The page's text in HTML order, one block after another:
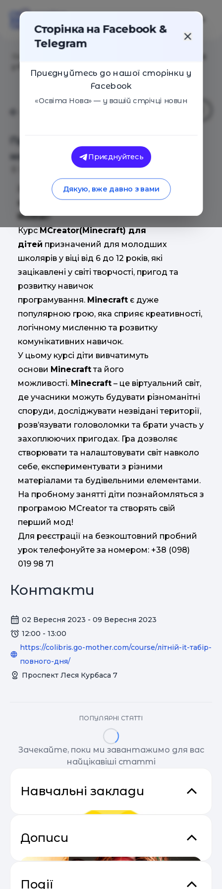
Пробне заняття зі створення
модів у MINECRAFT
02 Вересня 2023 1076
Запрошуємо Вас набезкоштовне пробне
заняття з MINECRAFT у IT School Go-
Mother!
КурсMCreator(Minecraft) для
дітей призначений для молодших
школярів у віці від 6 до 12 років, які
зацікавлені у світі творчості, пригод та
розвитку навичок
програмування. Minecraft є дуже
популярною грою, яка сприяє креативності,
логічному мисленню та розвитку
комунікативних навичок.
У цьому курсі діти вивчатимуть
основи Minecraftта його
можливості. Minecraft – це віртуальний світ,
де учасники можуть будувати різноманітні
споруди, досліджувати незвідані території,
розв’язувати головоломки та брати участь у
захоплюючих пригодах. Гра дозволяє
створювати та налаштовувати світ навколо
себе, експериментувати з різними
матеріалами та будівельними елементами.
На пробному занятті діти познайомляться з
програмою MCreator та створять свій
перший мод!
Для реєстрації на безкоштовний пробний
урок телефонуйте за номером: +38 (098)
019 98 71
Контакти
02 Вересня 2023 - 09 Вересня 2023
12:00 - 13:00
https://colibris.go-mother.com/course/літній-it-табір-
повного-дня/
Проспект Леся Курбаса 7
ПОПУЛЯРНІ СТАТТІ
Зачекайте, поки ми завантажимо для вас
найцікавіші статті
Навчальні заклади
Дописи
Події
Сторінка на Facebook &
Telegram
Приєднуйтесь до нашої сторінки у
Facebook
«Освіта Нова» — у вашій стрічці новин
Приєднуйтесь
Дякую, вже давно з вами